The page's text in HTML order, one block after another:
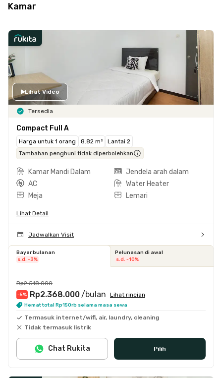
Kamar
Lihat Video
Tersedia
Compact Full A
Harga untuk 1 orang 8.82 m²
Lantai 2
Tambahan penghuni tidak diperbolehkan
Kamar Mandi Dalam
Jendela arah dalam
AC
Water Heater
Meja
Lemari
Lihat Detail
Jadwalkan Visit
Bayar bulanan
s.d. -3%
Pelunasan di awal
s.d. -10%
Rp2.518.000
-5% Rp2.368.000 /bulan Lihat rincian
Hemat total Rp150rb selama masa sewa
Termasuk internet/wifi, air, laundry, cleaning
Tidak termasuk listrik
Pilih
Chat Rukita